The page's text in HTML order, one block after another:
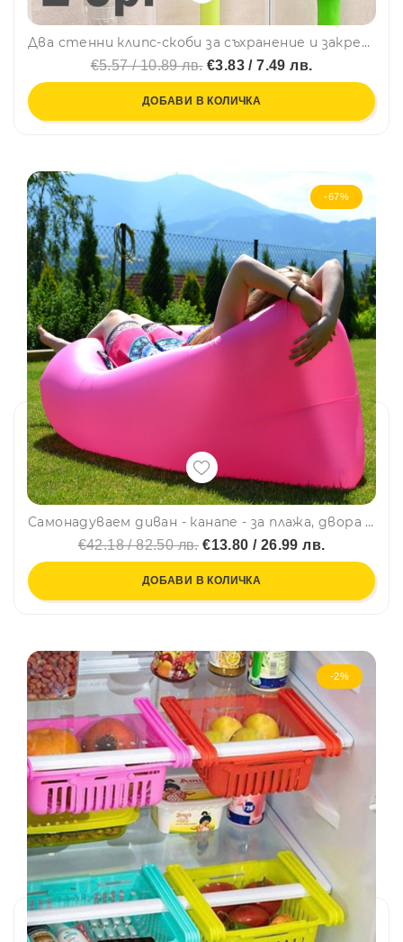
Два стенни клипс-скоби за съхранение и закрепване на инструменти, 2 бр.
€5.57 / 10.89 лв.€3.83 / 7.49 лв.
ДОБАВИ В КОЛИЧКА
-67%
Самонадуваем диван - канапе - за плажа, двора или у дома дава комфорт и релакс
€42.18 / 82.50 лв.€13.80 / 26.99 лв.
ДОБАВИ В КОЛИЧКА
-2%